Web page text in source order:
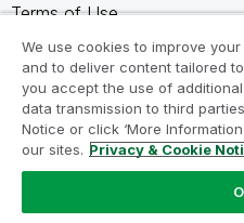
Terms of Use
Legal Agreements
Product Terms
Do not share my info
We use cookies to improve
and to deliver content tailored to
you accept the use of
data transmission to third
Notice or click ‘More
our sites. Privacy & Cookie